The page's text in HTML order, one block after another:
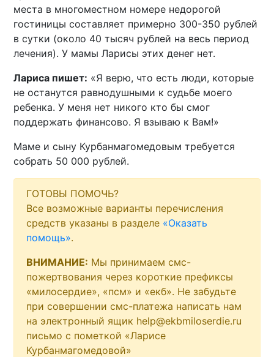
места в многоместном номере недорогой
гостиницы составляет примерно 300-350 рублей
в сутки (около 40 тысяч рублей на весь период
лечения). У мамы Ларисы этих денег нет.
Лариса пишет: «Я верю, что есть люди, которые
не останутся равнодушными к судьбе моего
ребенка. У меня нет никого кто бы смог
поддержать финансово. Я взываю к Вам!»
Маме и сыну Курбанмагомедовым требуется
собрать 50 000 рублей.
ГОТОВЫ ПОМОЧЬ?
Все возможные варианты перечисления
средств указаны в разделе «Оказать
помощь».
ВНИМАНИЕ: Мы принимаем смс-
пожертвования через короткие префиксы
«милосердие», «псм» и «екб». Не забудьте
при совершении смс-платежа написать нам
на электронный ящик help@ekbmiloserdie.ru
письмо с пометкой «Ларисе
Курбанмагомедовой»